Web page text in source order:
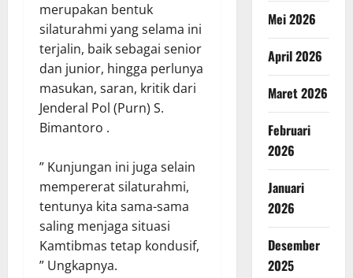
merupakan bentuk
silaturahmi yang selama ini
terjalin, baik sebagai senior
dan junior, hingga perlunya
masukan, saran, kritik dari
Jenderal Pol (Purn) S.
Bimantoro .
” Kunjungan ini juga selain
mempererat silaturahmi,
tentunya kita sama-sama
saling menjaga situasi
Kamtibmas tetap kondusif,
” Ungkapnya.
Mei 2026
April 2026
Maret 2026
Februari
2026
Januari
2026
Desember
2025